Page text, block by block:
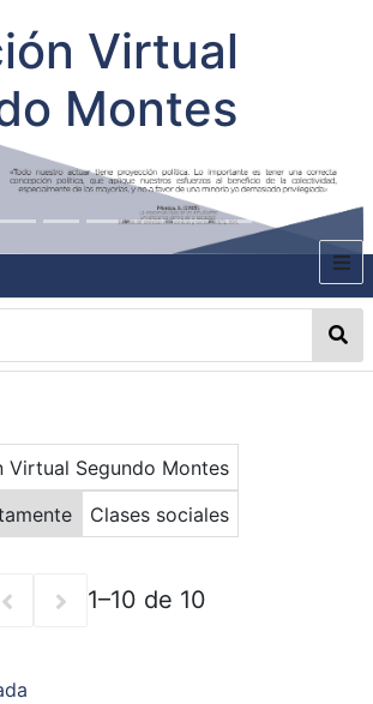
Virtual
Montes
EL AUTOR P. SEGUNDO MONTES
Virtual Segundo Montes
Clases sociales
1–10 de 10